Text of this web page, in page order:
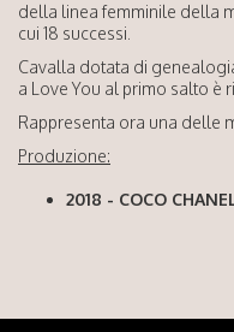
della linea femminile della
cui 18 successi.
Cavalla dotata di
a Love You al primo salto è
Rappresenta ora una delle
Produzione:
2018 - COCO